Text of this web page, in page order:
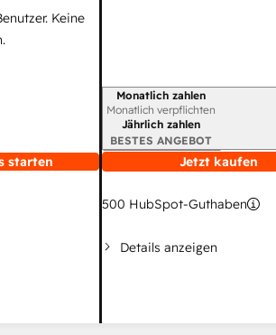
Keine
starten
Abrechnungszeitraum
Monatlich zahlen
Monatlich verpflichten
Jährlich zahlen
BESTES ANGEBOT
Jetzt kaufen
500 HubSpot-Guthaben
Details anzeigen